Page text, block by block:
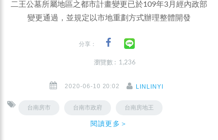
二王公墓所屬地區之都市計畫變更已於109年3月經內政部
變更通過，並規定以市地重劃方式辦理整體開發
分享：
瀏覽數 : 1,236
2020-06-10 20:02 LINLINYI
台南房市 台南市政府 台南房地王
閱讀更多＞